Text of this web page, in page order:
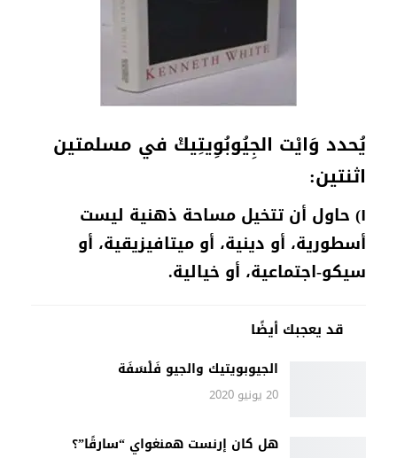
يُحدد وَايْت الجِيُوبُوِيتِيكْ في مسلمتين
اثنتين:
١) حاول أن تتخيل مساحة ذهنية ليست
أسطورية، أو دينية، أو ميتافيزيقية، أو
سيكو-اجتماعية، أو خيالية.
قد يعجبك أيضًا
الجيوبويتيك والجيو فَلْسَفَة
20 يونيو 2020
هل كان إرنست همنغواي “سارقًا”؟